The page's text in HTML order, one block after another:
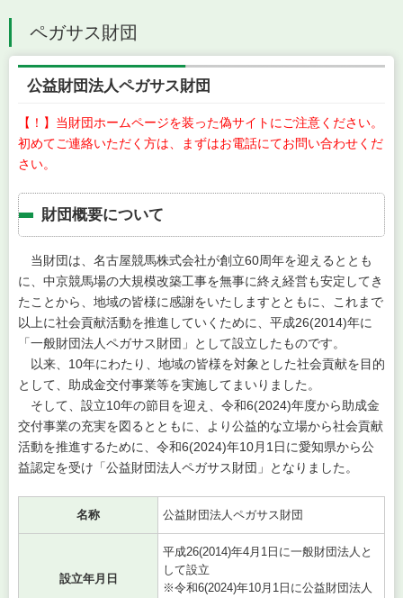
ペガサス財団
公益財団法人ペガサス財団
【！】当財団ホームページを装った偽サイトにご注意ください。
初めてご連絡いただく方は、まずはお電話にてお問い合わせくだ
さい。
財団概要について
当財団は、名古屋競馬株式会社が創立60周年を迎えるととも
に、中京競馬場の大規模改築工事を無事に終え経営も安定してき
たことから、地域の皆様に感謝をいたしますとともに、これまで
以上に社会貢献活動を推進していくために、平成26(2014)年に
「一般財団法人ペガサス財団」として設立したものです。
以来、10年にわたり、地域の皆様を対象とした社会貢献を目的
として、助成金交付事業等を実施してまいりました。
そして、設立10年の節目を迎え、令和6(2024)年度から助成金
交付事業の充実を図るとともに、より公益的な立場から社会貢献
活動を推進するために、令和6(2024)年10月1日に愛知県から公
益認定を受け「公益財団法人ペガサス財団」となりました。
名称 公益財団法人ペガサス財団
設立年月日
平成26(2014)年4月1日に一般財団法人と
して設立
※令和6(2024)年10月1日に公益財団法人